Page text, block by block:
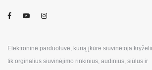
Elektroninė parduotuvė, kurią įkūrė siuvinėtoja
tik orginalius siuvinėjimo rinkinius, audinius, siūlus ir